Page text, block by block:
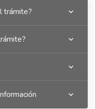
trámite?